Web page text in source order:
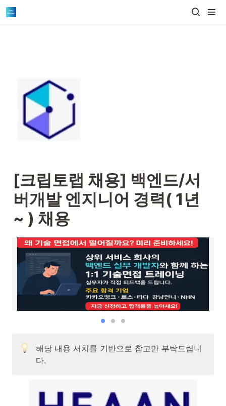
[크립토랩 채용] 백엔드/서
버개발 엔지니어 경력( 1년
~ ) 채용
해당 내용 서치를 기반으로 참고만 부탁드립니
다.